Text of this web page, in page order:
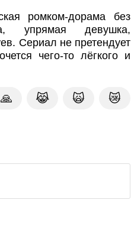
ромком-дорама без
упрямая девушка,
Сериал не претендует
чего-то лёгкого и
🙏 😹 🙀 😿